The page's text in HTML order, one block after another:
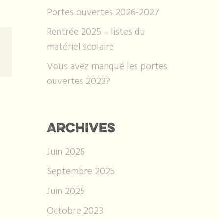
Portes ouvertes 2026-2027
Rentrée 2025 – listes du
matériel scolaire
Vous avez manqué les portes
ouvertes 2023?
ARCHIVES
Juin 2026
Septembre 2025
Juin 2025
Octobre 2023